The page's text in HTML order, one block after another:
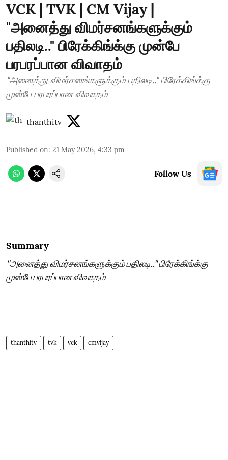
VCK | TVK | CM Vijay |
"அனைத்து விமர்சனங்களுக்கும்
பதிலடி.." பிரேக்கிங்க்கு முன்பே
பரபரப்பான விவாதம்
"அனைத்து விமர்சனங்களுக்கும் பதிலடி.." பிரேக்கிங்க்கு
முன்பே பரபரப்பான விவாதம்
thanthitv
Published on: 21 May 2026, 4:33 pm
Follow Us
Summary
"அனைத்து விமர்சனங்களுக்கும் பதிலடி.." பிரேக்கிங்க்கு
முன்பே பரபரப்பான விவாதம்
thanthitv tvk vck cmvijay